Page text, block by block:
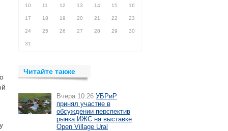
10 11 12 13 14 15 16
17 18 19 20 21 22 23
24 25 26 27 28 29 30
31
Читайте также
Вчера 10:26 УБРиР
принял участие в
обсуждении перспектив
рынка ИЖС на выставке
Open Village Ural